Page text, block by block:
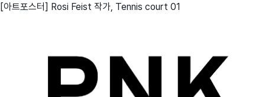
[아트포스터] Rosi Feist 작가, Tennis court 01